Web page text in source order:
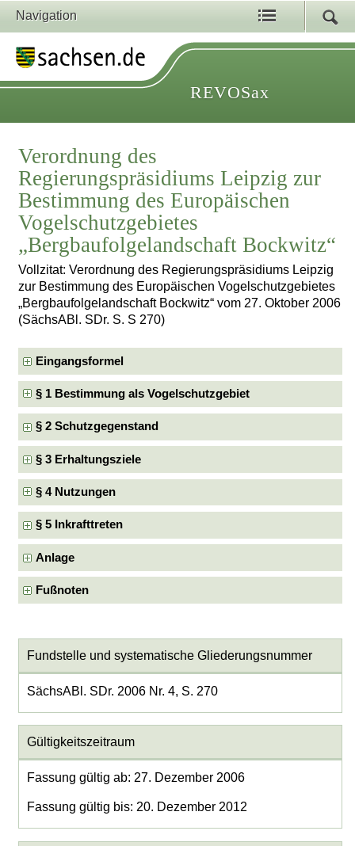
Navigation
REVOSax
Verordnung des
Regierungspräsidiums Leipzig zur
Bestimmung des Europäischen
Vogelschutzgebietes
„Bergbaufolgelandschaft Bockwitz“
Vollzitat: Verordnung des Regierungspräsidiums Leipzig
zur Bestimmung des Europäischen Vogelschutzgebietes
„Bergbaufolgelandschaft Bockwitz“ vom 27. Oktober 2006
(SächsABl. SDr. S. S 270)
Eingangsformel
§ 1 Bestimmung als Vogelschutzgebiet
§ 2 Schutzgegenstand
§ 3 Erhaltungsziele
§ 4 Nutzungen
§ 5 Inkrafttreten
Anlage
Fußnoten
Fundstelle und systematische Gliederungsnummer
SächsABl. SDr. 2006 Nr. 4, S. 270
Gültigkeitszeitraum
Fassung gültig ab: 27. Dezember 2006
Fassung gültig bis: 20. Dezember 2012